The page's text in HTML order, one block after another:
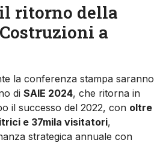
il ritorno della
a
la conferenza stampa saranno
di SAIE 2024, che ritorna in
il successo del 2022, con oltre
e 37mila visitatori,
strategica annuale con